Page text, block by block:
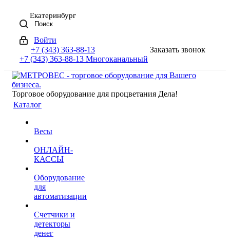
Екатеринбург
Поиск
Войти
+7 (343) 363-88-13
+7 (343) 363-88-13 Многоканальный
Заказать звонок
Торговое оборудование для процветания Дела!
Каталог
Весы
ОНЛАЙН-
КАССЫ
Оборудование
для
автоматизации
Счетчики и
детекторы
денег